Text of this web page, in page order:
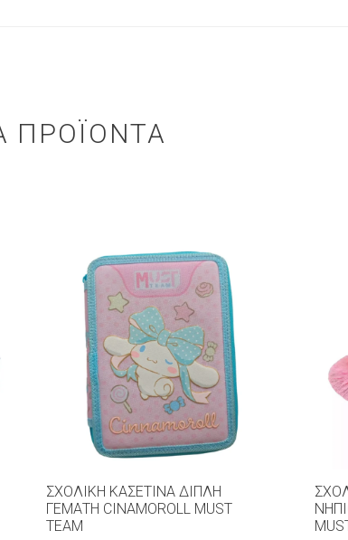
ΠΡΟΪΌΝΤΑ
ΣΧΟΛΙΚΉ ΚΑΣΕΤΊΝΑ ΔΙΠΛΉ
ΓΕΜΆΤΗ CINAMOROLL MUST
TEAM